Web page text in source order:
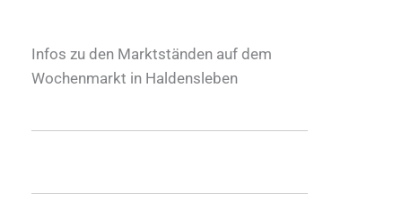
Infos zu den Marktständen auf dem
Wochenmarkt in Haldensleben